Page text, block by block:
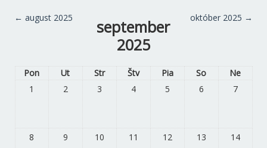
← august 2025
september
2025
október 2025 →
Pon Ut Str Štv Pia So
Ne
1
2 3 4 5 6 7
8 9 10 11 12 13 14